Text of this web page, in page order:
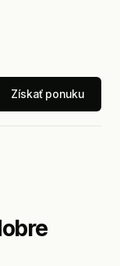
Získať ponuku